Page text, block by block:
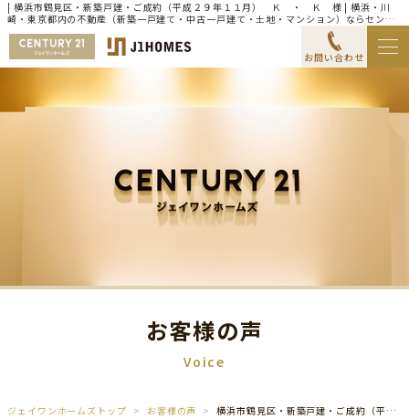
| 横浜市鶴見区・新築戸建・ご成約（平成２９年１１月） Ｋ ・ Ｋ 様 | 横浜・川
崎・東京都内の不動産（新築一戸建て・中古一戸建て・土地・マンション）ならセンチ
ュリー21ジェイワンホームズ
お問い合わせ
お客様の声
Voice
ジェイワンホームズトップ お客様の声 横浜市鶴見区・新築戸建・ご成約（平成２９年１１月） Ｋ ・ Ｋ 様